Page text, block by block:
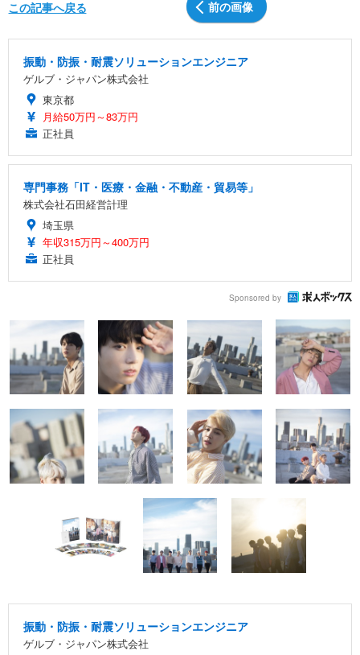
前の画像
この記事へ戻る
振動・防振・耐震ソリューションエンジニア
ゲルブ・ジャパン株式会社
東京都
月給50万円～83万円
正社員
専門事務「IT・医療・金融・不動産・貿易等」
株式会社石田経営計理
埼玉県
年収315万円～400万円
正社員
Sponsored by
振動・防振・耐震ソリューションエンジニア
ゲルブ・ジャパン株式会社